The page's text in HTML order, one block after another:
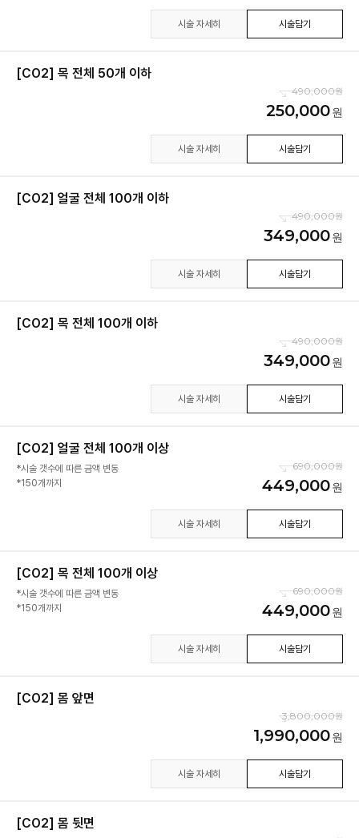
시술 자세히 시술담기
[CO2] 목 전체 50개 이하
490,000
250,000
시술 자세히 시술담기
[CO2] 얼굴 전체 100개 이하
490,000
349,000
시술 자세히 시술담기
[CO2] 목 전체 100개 이하
490,000
349,000
시술 자세히 시술담기
[CO2] 얼굴 전체 100개 이상
*시술 갯수에 따른 금액 변동
*150개까지
690,000
449,000
시술 자세히 시술담기
[CO2] 목 전체 100개 이상
*시술 갯수에 따른 금액 변동
*150개까지
690,000
449,000
시술 자세히 시술담기
[CO2] 몸 앞면
3,800,000
1,990,000
시술 자세히 시술담기
[CO2] 몸 뒷면